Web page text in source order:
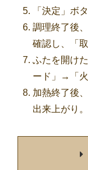
「決定」ボ
調理終了後
確認し、「
ふたを開け
ード」→「火
加熱終了後
出来上がり。